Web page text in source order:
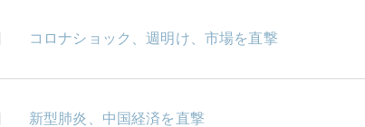
コロナショック、週明け、市場を直撃
新型肺炎、中国経済を直撃